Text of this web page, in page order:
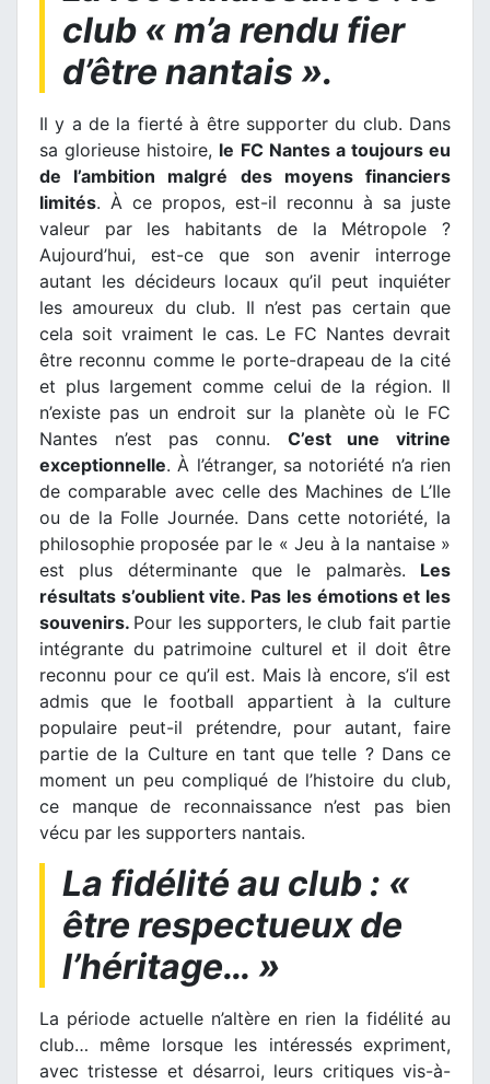
club « m’a rendu fier
d’être nantais ».
Il y a de la fierté à être supporter du club. Dans
sa glorieuse histoire, le FC Nantes a toujours eu
de l’ambition malgré des moyens financiers
limités. À ce propos, est-il reconnu à sa juste
valeur par les habitants de la Métropole ?
Aujourd’hui, est-ce que son avenir interroge
autant les décideurs locaux qu’il peut inquiéter
les amoureux du club. Il n’est pas certain que
cela soit vraiment le cas. Le FC Nantes devrait
être reconnu comme le porte-drapeau de la cité
et plus largement comme celui de la région. Il
n’existe pas un endroit sur la planète où le FC
Nantes n’est pas connu. C’est une vitrine
exceptionnelle. À l’étranger, sa notoriété n’a rien
de comparable avec celle des Machines de L’Ile
ou de la Folle Journée. Dans cette notoriété, la
philosophie proposée par le « Jeu à la nantaise »
est plus déterminante que le palmarès. Les
résultats s’oublient vite. Pas les émotions et les
souvenirs. Pour les supporters, le club fait partie
intégrante du patrimoine culturel et il doit être
reconnu pour ce qu’il est. Mais là encore, s’il est
admis que le football appartient à la culture
populaire peut-il prétendre, pour autant, faire
partie de la Culture en tant que telle ? Dans ce
moment un peu compliqué de l’histoire du club,
ce manque de reconnaissance n’est pas bien
vécu par les supporters nantais.
La fidélité au club : «
être respectueux de
l’héritage… »
La période actuelle n’altère en rien la fidélité au
club… même lorsque les intéressés expriment,
avec tristesse et désarroi, leurs critiques vis-à-